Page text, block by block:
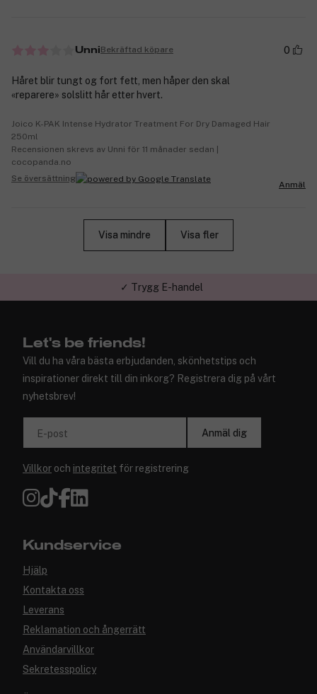
UnniBekräftad köpare 0
Håret blir tungt og fort fett, men håper den skal
«reparere» solslitt hår etter hvert.
Joico K-PAK Intense Hydrator Treatment For Dry Damaged Hair
250ml
Recensionen skrevs av Unni för 11 månader sedan |
cocopanda.no
Se översättning
Anmäl
Visa mindre Visa fler
✓ Trygg E-handel
Let's be friends!
Vill du ha våra bästa erbjudanden, skönhetstips och
inspirationer direkt till din inkorg? Registrera dig på vårt
nyhetsbrev!
E-post Anmäl dig
Villkor och integritet för registrering
Kundservice
Hjälp
Kontakta oss
Leverans
Reklamation och ångerrätt
Användarvillkor
Sekretesspolicy